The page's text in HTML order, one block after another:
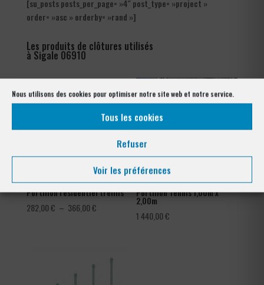
Nous utilisons des cookies pour optimiser notre site web et notre service.
Tous les cookies
Refuser
Voir les préférences
[su_posts posts_per_page= »4″ post_type= »project »
order= »asc » orderby= »rand »]
Les produits de clôtures utilisés
à Sigale 06910
Portillon résidentiel treillis
282,00€ – 366,00€Plage
Portillon Tennis 1,00m x
2,00m
1 440,00€